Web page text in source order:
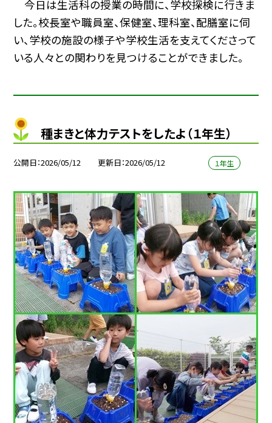
今日は生活科の授業の時間に、学校探検に行きま
した。校長室や職員室、保健室、理科室、配膳室に伺
い、学校の施設の様子や学校生活を支えてくださって
いる人々との関わりを見つけることができました。
種まきと体力テストをしたよ（１年生）
公開日 2026/05/12 更新日 2026/05/12 １年生